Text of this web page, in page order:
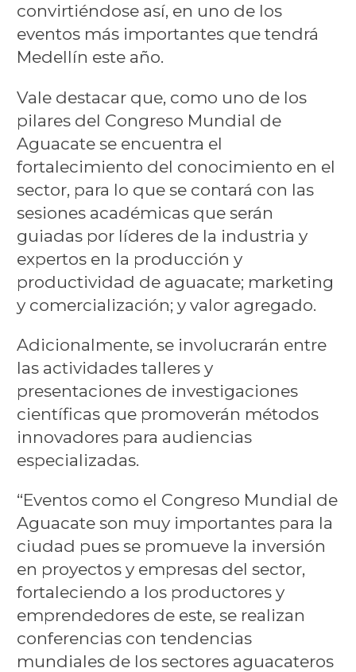
convirtiéndose así, en uno de los
eventos más importantes que tendrá
Medellín este año.
Vale destacar que, como uno de los
pilares del Congreso Mundial de
Aguacate se encuentra el
fortalecimiento del conocimiento en el
sector, para lo que se contará con las
sesiones académicas que serán
guiadas por líderes de la industria y
expertos en la producción y
productividad de aguacate; marketing
y comercialización; y valor agregado.
Adicionalmente, se involucrarán entre
las actividades talleres y
presentaciones de investigaciones
científicas que promoverán métodos
innovadores para audiencias
especializadas.
“Eventos como el Congreso Mundial de
Aguacate son muy importantes para la
ciudad pues se promueve la inversión
en proyectos y empresas del sector,
fortaleciendo a los productores y
emprendedores de este, se realizan
conferencias con tendencias
mundiales de los sectores aguacateros